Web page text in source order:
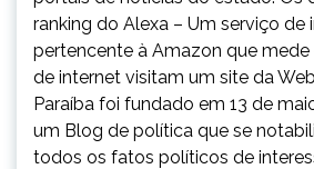
ranking do Alexa – Um serviço de
pertencente à Amazon que mede
de internet visitam um site da
Paraíba foi fundado em 13 de
um Blog de política que se
todos os fatos políticos de